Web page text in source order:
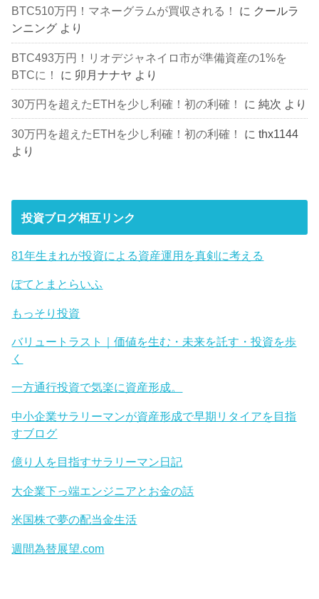
BTC510万円！マネーグラムが買収される！ に クールラ
ンニング より
BTC493万円！リオデジャネイロ市が準備資産の1%を
BTCに！
に 卯月ナナヤ より
30万円を超えたETHを少し利確！初の利確！ に純次 より
30万円を超えたETHを少し利確！初の利確！ にthx1144
より
投資ブログ相互リンク
81年生まれが投資による資産運用を真剣に考える
ぽてとまとらいふ
もっそり投資
バリュートラスト｜価値を生む・未来を託す・投資を歩
く
一方通行投資で気楽に資産形成。
中小企業サラリーマンが資産形成で早期リタイアを目指
すブログ
億り人を目指すサラリーマン日記
大企業下っ端エンジニアとお金の話
米国株で夢の配当金生活
週間為替展望.com